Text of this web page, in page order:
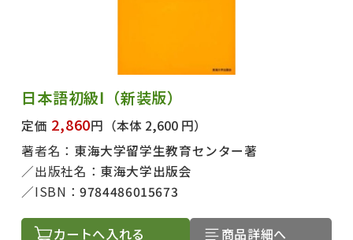
日本語初級Ⅰ（新装版）
定価 2,860円 （本体 2,600 円）
著者名： 東海大学留学生教育センター著
出版社名： 東海大学出版会
ISBN：9784486015673
カートへ入れる 商品詳細へ